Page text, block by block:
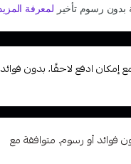
دفعات مع إمكان ادفع لاحقًا، بدون فوائد
إلى 4 وحتى 6 دفعات، بدون فوائد أو رسوم. متوافقة مع